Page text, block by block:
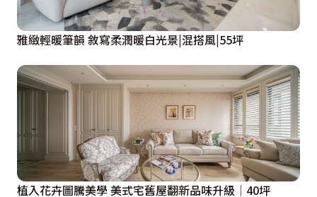
雅緻輕暖筆韻 敘寫柔潤暖白光景|混搭風|55坪
植入花卉圖騰美學 美式宅舊屋翻新品味升級│40坪